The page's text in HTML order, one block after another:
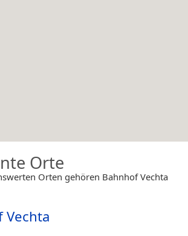
Orte
Orten gehören Bahnhof Vechta
Vechta